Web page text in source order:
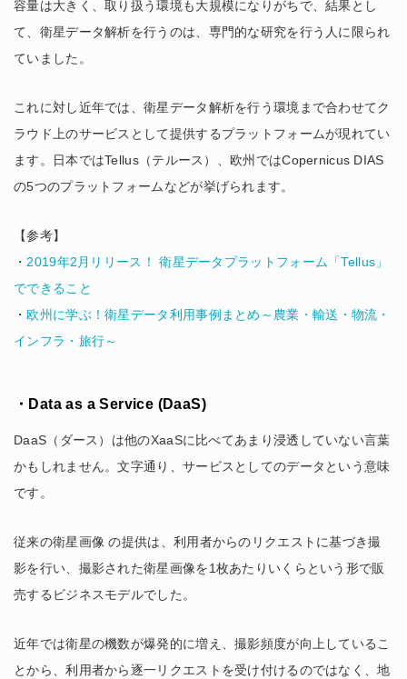
容量は大きく、取り扱う環境も大規模になりがちで、結果とし
て、衛星データ解析を行うのは、専門的な研究を行う人に限られ
ていました。
これに対し近年では、衛星データ解析を行う環境まで合わせてク
ラウド上のサービスとして提供するプラットフォームが現れてい
ます。日本ではTellus（テルース）、欧州ではCopernicus DIAS
の5つのプラットフォームなどが挙げられます。
【参考】
・ 2019年2月リリース！ 衛星データプラットフォーム「Tellus」
でできること
・欧州に学ぶ！衛星データ利用事例まとめ～農業・輸送・物流・
インフラ・旅行～
・Data as a Service (DaaS)
DaaS（ダース）は他のXaaSに比べてあまり浸透していない言葉
かもしれません。文字通り、サービスとしてのデータという意味
です。
従来の衛星画像 の提供は、利用者からのリクエストに基づき撮
影を行い、撮影された衛星画像を1枚あたりいくらという形で販
売するビジネスモデルでした。
近年では衛星の機数が爆発的に増え、撮影頻度が向上しているこ
とから、利用者から逐一リクエストを受け付けるのではなく、地